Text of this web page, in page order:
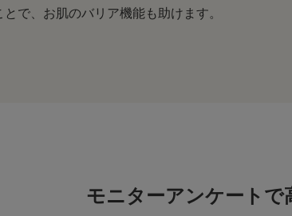
とで、お肌のバリア機能も助けます。
モニターアンケートで